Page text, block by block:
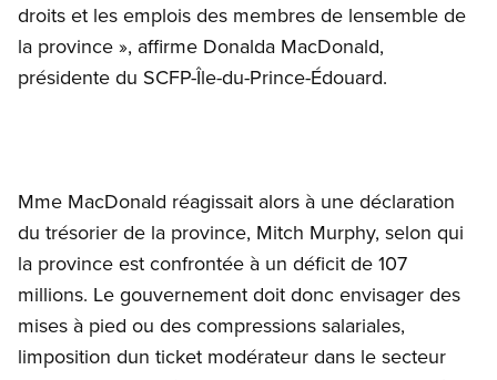
droits et les emplois des membres de lensemble de
la province », affirme Donalda MacDonald,
présidente du SCFP-Île-du-Prince-Édouard.
Mme MacDonald réagissait alors à une déclaration
du trésorier de la province, Mitch Murphy, selon qui
la province est confrontée à un déficit de 107
millions. Le gouvernement doit donc envisager des
mises à pied ou des compressions salariales,
limposition dun ticket modérateur dans le secteur